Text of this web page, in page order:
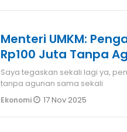
Menteri UMKM:
Rp100 Juta Tanpa
Saya tegaskan sekali lagi ya,
tanpa agunan sama sekali
Ekonomi 17 Nov 2025